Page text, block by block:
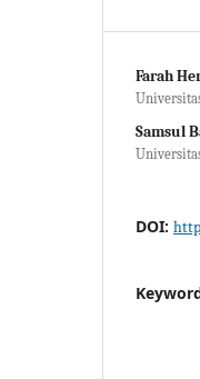
Farah
Samsul
DOI: